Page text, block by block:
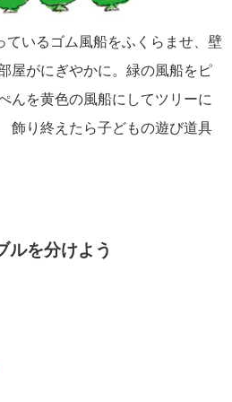
ているゴム風船をふくらませ、壁
屋がにぎやかに。緑の風船をピ
んを黄色の風船にしてツリーに
飾り終えたら子どもの遊び道具
ルを分けよう